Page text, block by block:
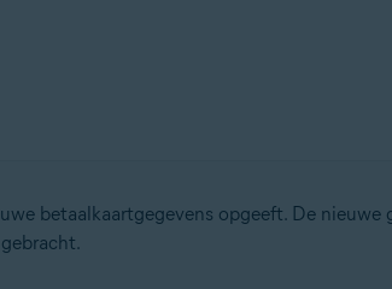
betaalkaartgegevens opgeeft. De nieuwe